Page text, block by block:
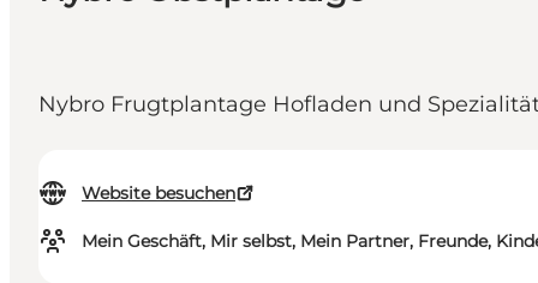
Nybro Frugtplantage Hofladen und
Website besuchen
Mein Geschäft, Mir selbst, Mein Partner, Freunde,